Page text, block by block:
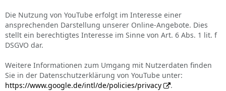
Die Nutzung von YouTube erfolgt im Interesse einer
ansprechenden Darstellung unserer Online-Angebote. Dies
stellt ein berechtigtes Interesse im Sinne von Art. 6 Abs. 1 lit. f
DSGVO dar.
Weitere Informationen zum Umgang mit Nutzerdaten finden
Sie in der Datenschutzerklärung von YouTube unter:
https://www.google.de/intl/de/policies/privacy
.